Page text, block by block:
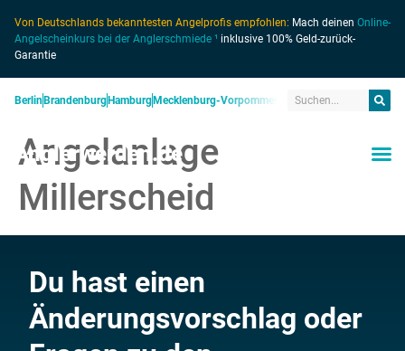
Von Deutschlands bekanntesten Angelprofis empfohlen: Mach deinen Online-
Angelscheinkurs bei der Anglerschmiede ¹ inklusive 100% Geld-zurück-
Garantie
Berlin Brandenburg Hamburg Mecklenburg-Vorpommern Niedersachsen
Anglerwerden.de
Angelanlage
Millerscheid
Du hast einen
Änderungsvorschlag oder